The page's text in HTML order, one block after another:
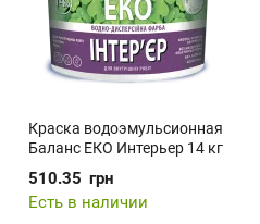
Краска водоэмульсионная
Баланс ЕКО Интерьер 14 кг
510.35 грн
Есть в наличии